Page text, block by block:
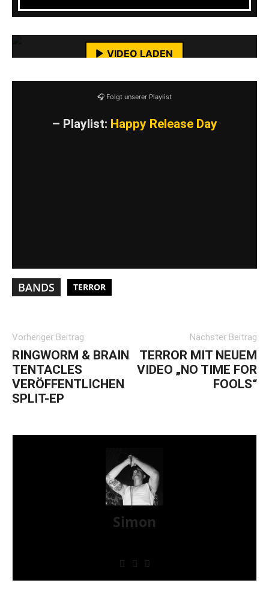
Datenschutzerklärung von YouTube.
VIDEO LADEN
YouTube-Inhalte immer entsperren
🎧 Folgt unserer Playlist
– Playlist: Happy Release Day
BANDS TERROR
Vorheriger Beitrag
RINGWORM & BRAIN
TENTACLES
VERÖFFENTLICHEN
SPLIT-EP
Nächster Beitrag
TERROR MIT NEUEM
VIDEO „NO TIME FOR
FOOLS“
Simon